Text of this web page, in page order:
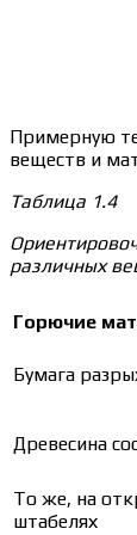
Примерную
веществ и
Таблица 1.4
различных
Горючие
Бумага
Древесина
То же, на
штабелях